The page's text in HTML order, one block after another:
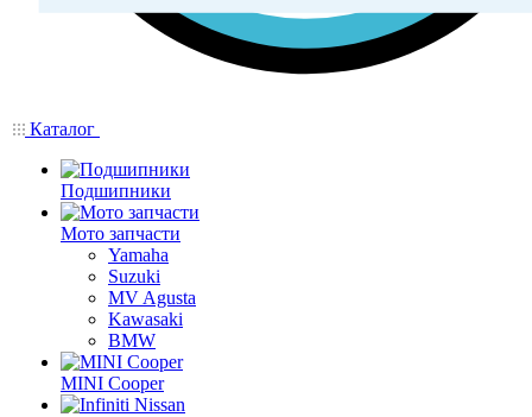
Каталог
Подшипники
Мото запчасти
Yamaha
Suzuki
MV Agusta
Kawasaki
BMW
MINI Cooper